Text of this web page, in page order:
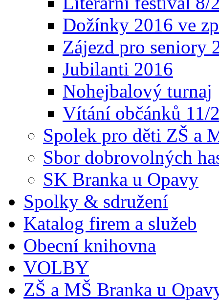
Dožínky 2016 ve
Zájezd pro seniory
Jubilanti 2016
Nohejbalový turnaj
Vítání občánků 11/
Spolek pro děti ZŠ a
Sbor dobrovolných
SK Branka u Opavy
Spolky & sdružení
Katalog firem a služeb
Obecní knihovna
VOLBY
ZŠ a MŠ Branka u